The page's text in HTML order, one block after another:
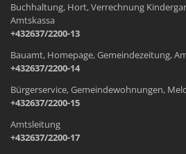
Buchhaltung, Hort, Verrechnung
Amtskassa
+432637/2200-13
Bauamt, Homepage, Gemeindezeitung,
+432637/2200-14
Bürgerservice, Gemeindewohnungen,
+432637/2200-15
Amtsleitung
+432637/2200-17